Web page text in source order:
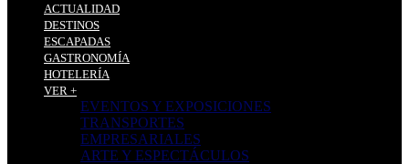
ACTUALIDAD
DESTINOS
ESCAPADAS
GASTRONOMÍA
HOTELERÍA
VER +
EVENTOS Y EXPOSICIONES
TRANSPORTES
EMPRESARIALES
ARTE Y ESPECTÁCULOS